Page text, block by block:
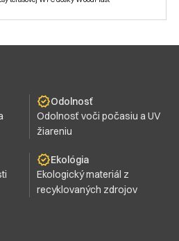
Odolnosť
Odolnosť voči počasiu a UV
žiareniu
Ekológia
Ekologický materiál z
recyklovaných zdrojov